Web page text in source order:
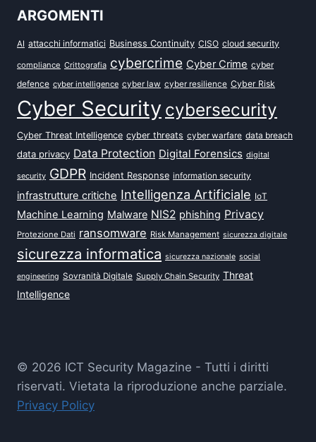
ARGOMENTI
AI attacchi informatici Business Continuity CISO cloud security
compliance Crittografia cybercrime Cyber Crime cyber
defence cyber intelligence cyber law cyber resilience Cyber Risk
Cyber Security cybersecurity
Cyber Threat Intelligence cyber threats cyber warfare data breach
data privacy Data Protection Digital Forensics digital
security GDPR Incident Response information security
infrastrutture critiche Intelligenza Artificiale IoT
Machine Learning Malware NIS2 phishing Privacy
Protezione Dati ransomware Risk Management sicurezza digitale
sicurezza informatica sicurezza nazionale social
engineering Sovranità Digitale Supply Chain Security Threat
Intelligence
© 2026 ICT Security Magazine - Tutti i diritti
riservati. Vietata la riproduzione anche parziale.
Privacy Policy